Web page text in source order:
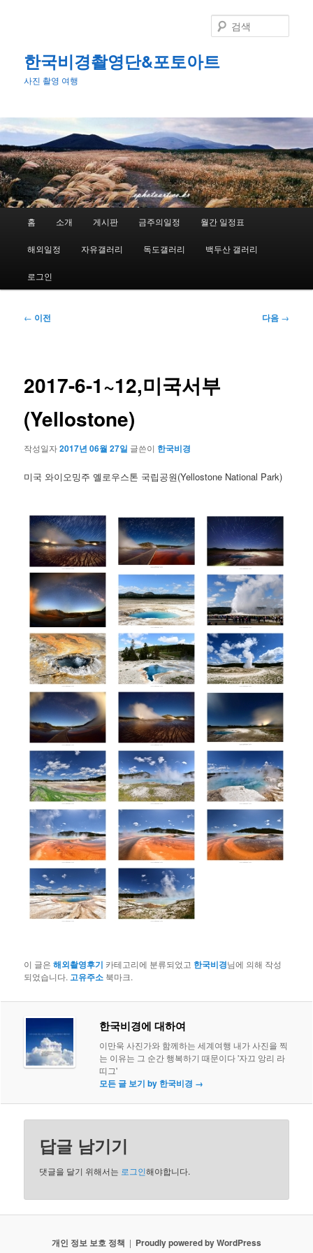
어
기
한국비경촬영단&포토아트
사진 촬영 여행
색
홈 소개 게시판 금주의일정 월간 일정표
해외일정 자유갤러리 독도갤러리 백두산 갤러리
로그인
글
션
← 이전 다음 →
2017-6-1~12,미국서부
(Yellostone)
작성일자2017년 06월 27일 글쓴이 한국비경
미국 와이오밍주 옐로우스톤 국립공원(Yellostone National Park)
이 글은해외촬영후기 카테고리에 분류되었고 한국비경님에 의해 작성
되었습니다. 고유주소 북마크.
한국비경에 대하여
이만욱 사진가와 함께하는 세계여행 내가 사진을 찍
는 이유는 그 순간 행복하기 때문이다 '자끄 앙리 라
띠그'
모든 글 보기 by 한국비경 →
답글 남기기
댓글을 달기 위해서는 로그인해야합니다.
개인 정보 보호 정책 Proudly powered by WordPress